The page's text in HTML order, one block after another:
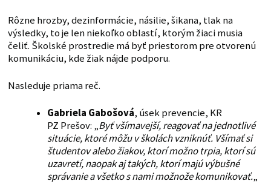
Rôzne hrozby, dezinformácie, násilie, šikana, tlak na
výsledky, to je len niekoľko oblastí, ktorým žiaci musia
čeliť. Školské prostredie má byť priestorom pre otvorenú
komunikáciu, kde žiak nájde podporu.
Nasleduje priama reč.
Gabriela Gabošová, úsek prevencie, KR
PZ Prešov: „Byť všímavejší, reagovať na jednotlivé
situácie, ktoré môžu v školách vzniknúť. Všímať si
študentov alebo žiakov, ktorí možno trpia, ktorí sú
uzavretí, naopak aj takých, ktorí majú výbušné
správanie a všetko s nami možnože komunikovať.„